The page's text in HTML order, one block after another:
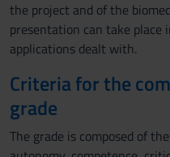
the project and of the
presentation can take
applications dealt with.
Criteria for the
grade
The grade is composed of